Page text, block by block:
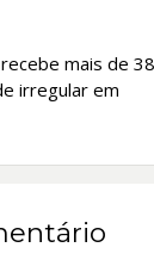
mais de
irregular em